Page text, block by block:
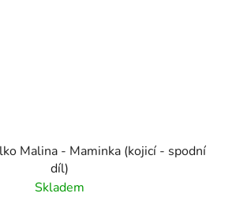
Malina - Maminka (kojicí - spodní
díl)
Skladem